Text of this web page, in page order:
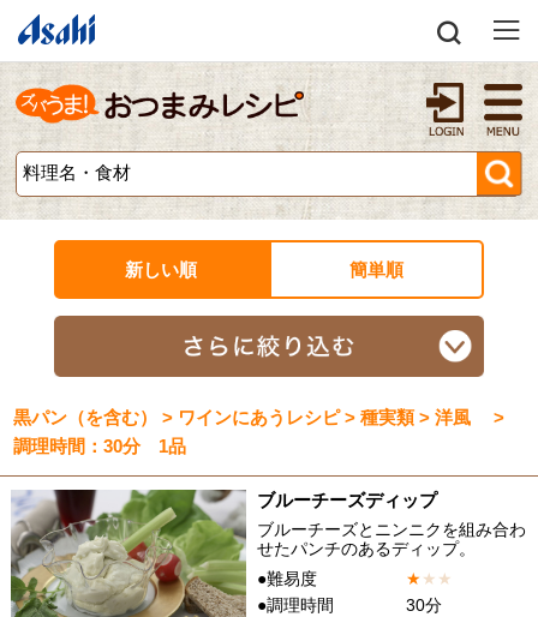
新しい順 簡単順
黒パン（を含む） > ワインにあうレシピ > 種実類 > 洋風 >
調理時間：30分 1品
ブルーチーズディップ
ブルーチーズとニンニクを組み合わ
せたパンチのあるディップ。
●難易度
★★ ★
●調理時間
30分